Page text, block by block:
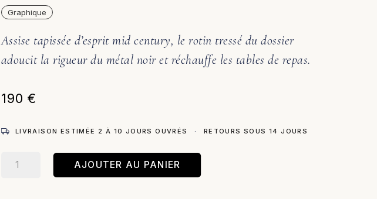
Graphique
Assise tapissée d’esprit mid century, le rotin tressé du dossier
adoucit la rigueur du métal noir et réchauffe les tables de repas.
190 €
LIVRAISON ESTIMÉE 2 À 10 JOURS OUVRÉS · RETOURS SOUS 14 JOURS
AJOUTER AU PANIER